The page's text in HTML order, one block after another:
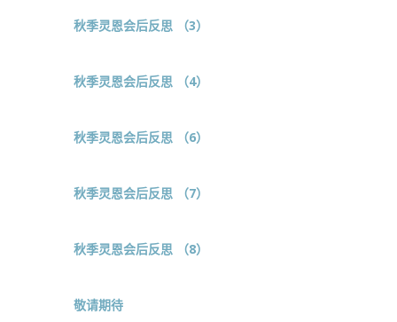
秋季灵恩会后反思 （3）
秋季灵恩会后反思 （4）
秋季灵恩会后反思 （6）
秋季灵恩会后反思 （7）
秋季灵恩会后反思 （8）
敬请期待